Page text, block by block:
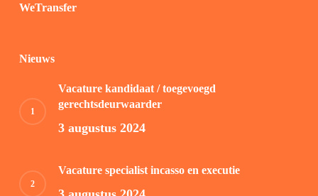
WeTransfer
Nieuws
Vacature kandidaat / toegevoegd
gerechtsdeurwaarder
3 augustus 2024
Vacature specialist incasso en executie